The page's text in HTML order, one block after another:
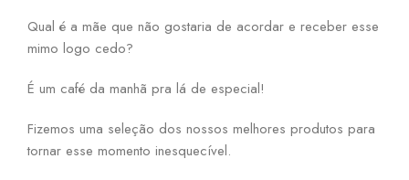
Qual é a mãe que não gostaria de acordar e receber esse
mimo logo cedo?
É um café da manhã pra lá de especial!
Fizemos uma seleção dos nossos melhores produtos para
tornar esse momento inesquecível.